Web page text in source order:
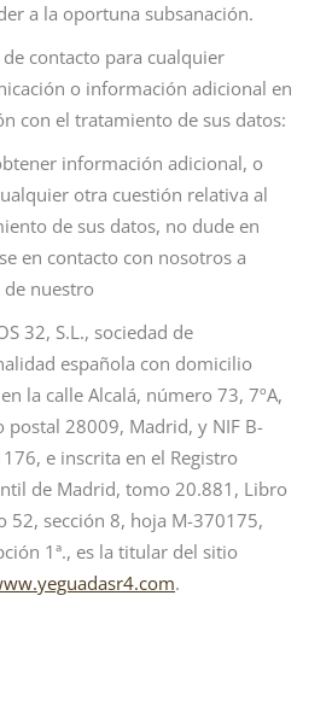
a la oportuna subsanación.
contacto para cualquier
o información adicional en
con el tratamiento de sus datos:
información adicional, o
otra cuestión relativa al
de sus datos, no dude en
en contacto con nosotros a
de nuestro
32, S.L., sociedad de
española con domicilio
la calle Alcalá, número 73, 7ºA,
postal 28009, Madrid, y NIF B-
e inscrita en el Registro
de Madrid, tomo 20.881, Libro
52, sección 8, hoja M-370175,
1ª., es la titular del sitio
.